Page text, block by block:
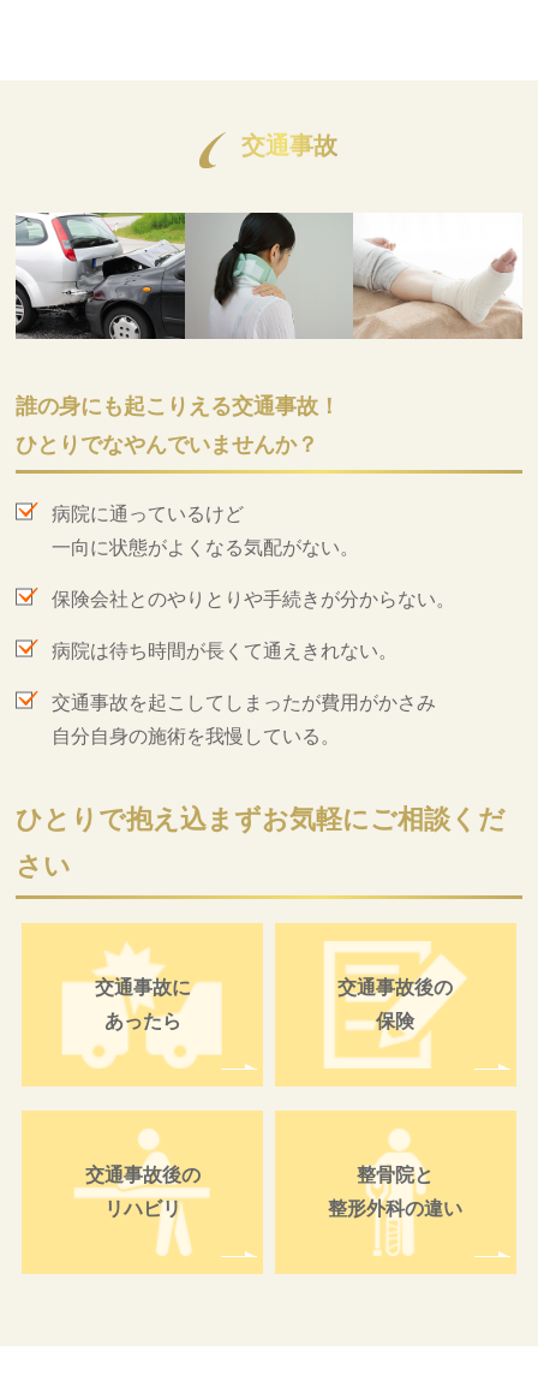
損保会社様
交通事故
誰の身にも起こりえる交通事故！
ひとりでなやんでいませんか？
病院に通っているけど
一向に状態がよくなる気配がない。
保険会社とのやりとりや手続きが分からない。
病院は待ち時間が長くて通えきれない。
交通事故を起こしてしまったが費用がかさみ
自分自身の施術を我慢している。
ひとりで抱え込まずお気軽にご相談くだ
さい
交通事故に
あったら
交通事故後の
保険
交通事故後の
リハビリ
整骨院と
整形外科の違い